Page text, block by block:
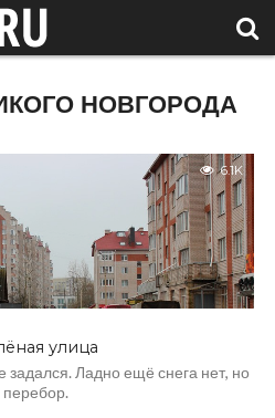
НОВГОРОДА
6.1K
улица
задался. Ладно ещё снега нет, но